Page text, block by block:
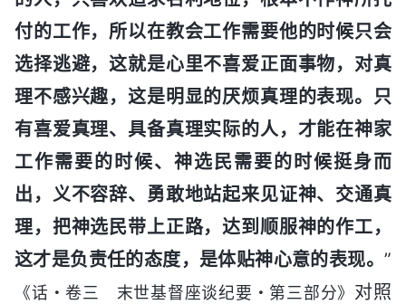
付的工作，所以在教会工作需要他的时候只会
选择逃避，这就是心里不喜爱正面事物，对真
理不感兴趣，这是明显的厌烦真理的表现。只
有喜爱真理、具备真理实际的人，才能在神家
工作需要的时候、神选民需要的时候挺身而
出，义不容辞、勇敢地站起来见证神、交通真
理，把神选民带上正路，达到顺服神的作工，
这才是负责任的态度，是体贴神心意的表现。 ”
《话・卷三 末世基督座谈纪要・第三部分》 对照